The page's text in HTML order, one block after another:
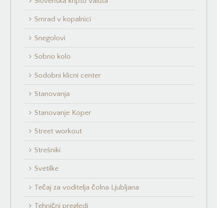
Smrad v kopalnici
Snegolovi
Sobno kolo
Sodobni klicni center
Stanovanja
Stanovanje Koper
Street workout
Strešniki
Svetilke
Tečaj za voditelja čolna Ljubljana
Tehnični pregledi